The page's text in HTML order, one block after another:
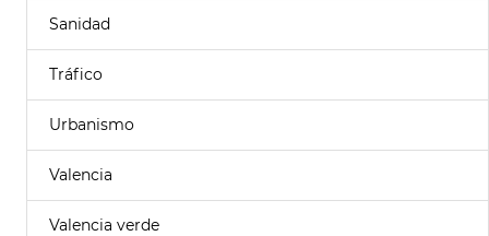
Sanidad
Tráfico
Urbanismo
Valencia
Valencia verde